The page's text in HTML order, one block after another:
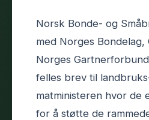
Norsk Bonde- og
med Norges
Norges
felles brev til
matministeren hvor de
for å støtte de